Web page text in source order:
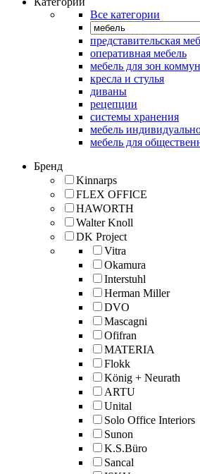
Все категории
представительская
оперативная мебель
мебель для зон
кресла и стулья
диваны
рецепции
системы хранения
мебель
мебель для
Бренд
Kinnarps
FLEX OFFICE
HAWORTH
Walter Knoll
DK Project
Vitra
Okamura
Interstuhl
Herman Miller
DVO
Mascagni
Ofifran
MATERIA
Flokk
König + Neurath
ARTU
Unital
Solo Office Interiors
Sunon
K.S.Büro
Sancal